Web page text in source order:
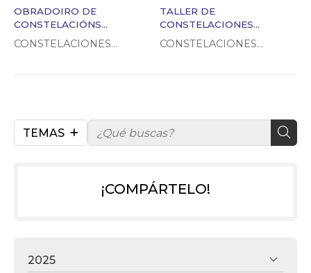
TEMAS
OBRADOIRO DE
CONSTELACIÓNS
INTEGRATIVAS, o 15 de
Novembro, en OURENSE
CONSTELACIONES
TALLER DE
CONSTELACIONES
FAMILIARES LUNES 29 DE
SEPTIEMBRE
CONSTELACIONES
¡COMPÁRTELO!
2025